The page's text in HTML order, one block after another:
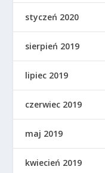
styczeń 2020
sierpień 2019
lipiec 2019
czerwiec 2019
maj 2019
kwiecień 2019